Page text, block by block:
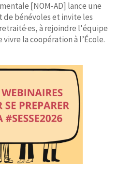
[NOM-AD] lance une
bénévoles et invite les
à rejoindre l'équipe
la coopération à l’École.